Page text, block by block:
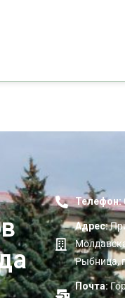
Телефон:
Адрес:
Рыбница,
Почта: